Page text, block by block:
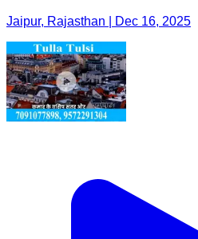
Jaipur, Rajasthan | Dec 16, 2025